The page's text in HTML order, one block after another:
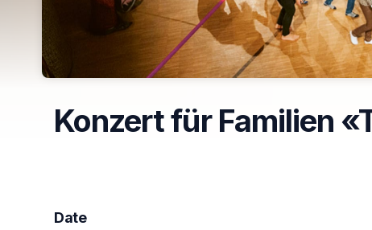
Konzert für Familien
Date